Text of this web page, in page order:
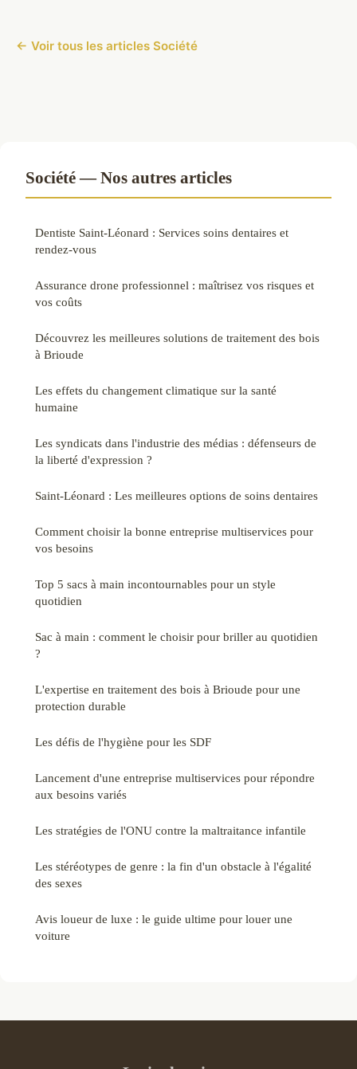
← Voir tous les articles Société
Société — Nos autres articles
Dentiste Saint-Léonard : Services soins dentaires et
rendez-vous
Assurance drone professionnel : maîtrisez vos risques et
vos coûts
Découvrez les meilleures solutions de traitement des bois
à Brioude
Les effets du changement climatique sur la santé
humaine
Les syndicats dans l'industrie des médias : défenseurs de
la liberté d'expression ?
Saint-Léonard : Les meilleures options de soins dentaires
Comment choisir la bonne entreprise multiservices pour
vos besoins
Top 5 sacs à main incontournables pour un style
quotidien
Sac à main : comment le choisir pour briller au quotidien
?
L'expertise en traitement des bois à Brioude pour une
protection durable
Les défis de l'hygiène pour les SDF
Lancement d'une entreprise multiservices pour répondre
aux besoins variés
Les stratégies de l'ONU contre la maltraitance infantile
Les stéréotypes de genre : la fin d'un obstacle à l'égalité
des sexes
Avis loueur de luxe : le guide ultime pour louer une
voiture